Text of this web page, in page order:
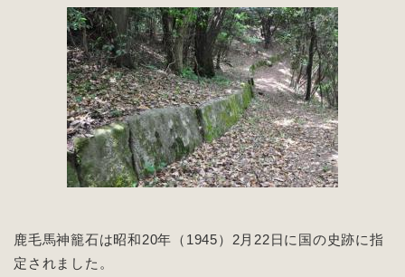
鹿毛馬神籠石は昭和20年（1945）2月22日に国の史跡に指
定されました。